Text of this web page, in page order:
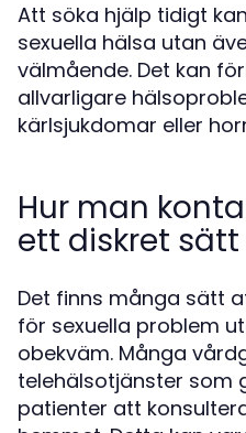
Att söka hjälp tidigt
sexuella hälsa utan
välmående. Det kan
allvarligare
kärlsjukdomar eller
Hur man
ett diskret sätt
Det finns många sätt
för sexuella problem
obekväm. Många
telehälsotjänster som
patienter att